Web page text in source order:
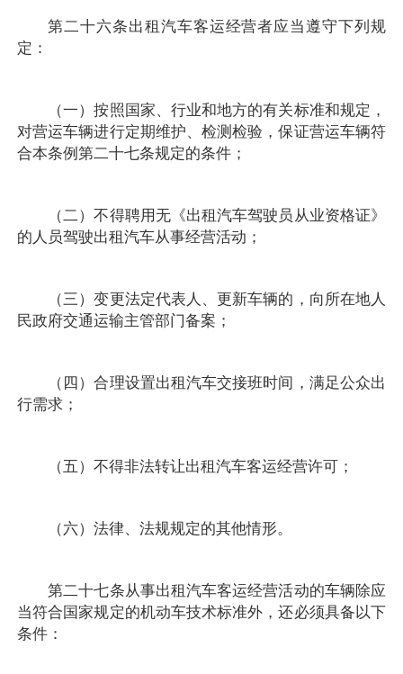
第二十六条出租汽车客运经营者应当遵守下列规
定：
（一）按照国家、行业和地方的有关标准和规定，
对营运车辆进行定期维护、检测检验，保证营运车辆符
合本条例第二十七条规定的条件；
（二）不得聘用无《出租汽车驾驶员从业资格证》
的人员驾驶出租汽车从事经营活动；
（三）变更法定代表人、更新车辆的，向所在地人
民政府交通运输主管部门备案；
（四）合理设置出租汽车交接班时间，满足公众出
行需求；
（五）不得非法转让出租汽车客运经营许可；
（六）法律、法规规定的其他情形。
第二十七条从事出租汽车客运经营活动的车辆除应
当符合国家规定的机动车技术标准外，还必须具备以下
条件：